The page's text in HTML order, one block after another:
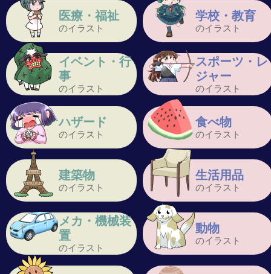
医療・福祉
のイラスト
学校・教育
のイラスト
イベント・行
事
のイラスト
スポーツ・レ
ジャー
のイラスト
ハザード
のイラスト
食べ物
のイラスト
建築物
のイラスト
生活用品
のイラスト
メカ・機械装
置
のイラスト
動物
のイラスト